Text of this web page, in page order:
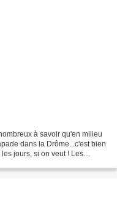
à savoir qu'en milieu
dans la Drôme...c'est bien
jours, si on veut ! Les